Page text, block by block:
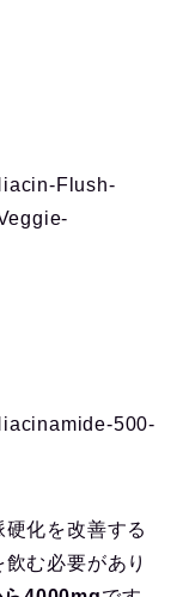
Flush-
500-
硬化を改善する
飲む必要があり